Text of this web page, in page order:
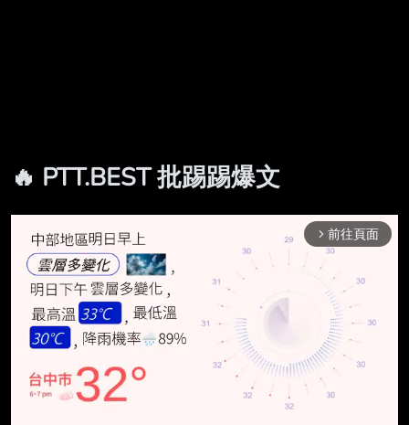
🔥 PTT.BEST 批踢踢爆文
arrow_forward_ios 前往頁面